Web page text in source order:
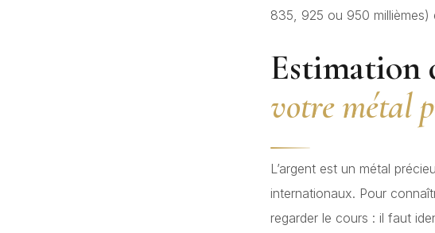
835, 925 ou 950
Estimation
votre métal
L’argent est un métal
internationaux. Pour
regarder le cours : il faut